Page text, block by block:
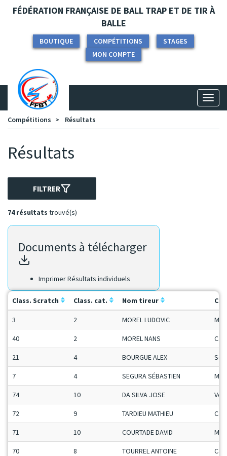
Panneau de gestion des cookies
FÉDÉRATION FRANÇAISE DE BALL TRAP ET DE TIR À
BALLE
BOUTIQUE COMPÉTITIONS
STAGES
MON COMPTE
Compétitions
Résultats
Résultats
FILTRER
74 résultats trouvé(s)
Documents à télécharger
Imprimer Résultats individuels
Class. Scratch Class. cat. Nom tireur
3 2 MOREL LUDOVIC
40 2 MOREL NANS Ca-
21 4 BOURGUE ALEX
7 4 SEGURA SÉBASTIEN
74 10 DA SILVA JOSE Vet
72 9 TARDIEU MATHIEU Ca-
71 10 COURTADE DAVID
70 8 TOURREL ANTOINE Ca-